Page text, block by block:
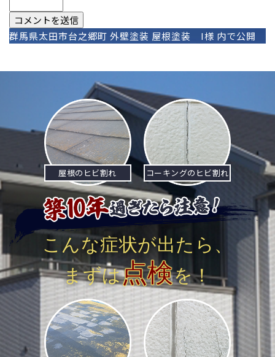
投
ゲ
ー
シ
ョ
ン
群馬県太田市台之郷町 外壁塗装 屋根塗装 I様 内で公開
屋根のヒビ割れ コーキングのヒビ割れ
こんな症状が出たら、
まずは点検を！